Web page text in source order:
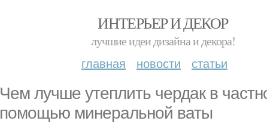
ИНТЕРЬЕР И ДЕКОР
лучшие идеи дизайна и декора!
главная новости статьи
Чем лучше утеплить чердак в
помощью минеральной ваты